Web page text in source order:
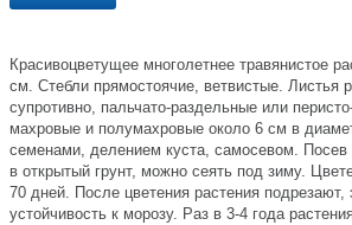
Красивоцветущее многолетнее травянистое
см. Стебли прямостоячие, ветвистые. Листья
супротивно, пальчато-раздельные или
махровые и полумахровые около 6 см в
семенами, делением куста, самосевом. Посев
в открытый грунт, можно сеять под зиму.
70 дней. После цветения растения подрезают,
устойчивость к морозу. Раз в 3-4 года